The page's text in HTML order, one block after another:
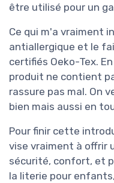
être utilisé pour un
Ce qui m'a vraiment
antiallergique et le
certifiés Oeko-Tex.
produit ne contient
rassure pas mal. On
bien mais aussi en
Pour finir cette
vise vraiment à offrir
sécurité, confort, et
la literie pour